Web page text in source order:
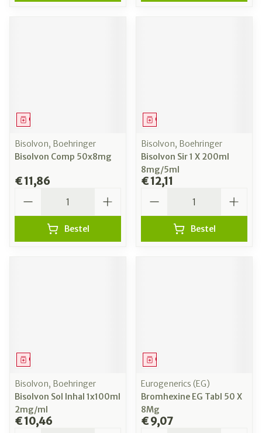
Geneesmiddel
Bisolvon, Boehringer
Bisolvon Comp 50x8mg
€ 11,86
Bestel
Geneesmiddel
Bisolvon, Boehringer
Bisolvon Sir 1 X 200ml
8mg/5ml
€ 12,11
Bestel
Geneesmiddel
Bisolvon, Boehringer
Bisolvon Sol Inhal 1x100ml
2mg/ml
€ 10,46
Geneesmiddel
Eurogenerics (EG)
Bromhexine EG Tabl 50 X
8Mg
€ 9,07